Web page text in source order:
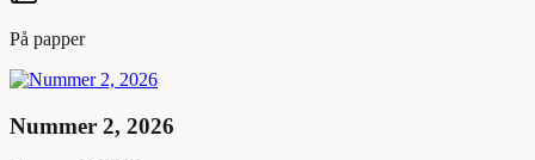
På papper
Nummer 2, 2026